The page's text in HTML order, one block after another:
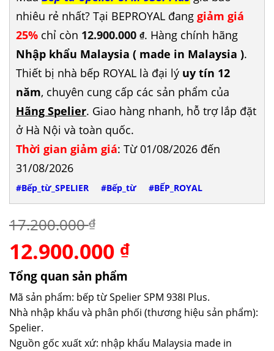
nhiêu rẻ nhất? Tại BEPROYAL đang giảm giá
25% chỉ còn 12.900.000 ₫. Hàng chính hãng
Nhập khẩu Malaysia ( made in Malaysia ).
Thiết bị nhà bếp ROYAL là đại lý uy tín 12
năm, chuyên cung cấp các sản phẩm của
Hãng Spelier. Giao hàng nhanh, hỗ trợ lắp đặt
ở Hà Nội và toàn quốc.
Thời gian giảm giá: Từ 01/08/2026 đến
31/08/2026
#Bếp_từ_SPELIER #Bếp_từ #BẾP_ROYAL
17.200.000₫
Giá
gốc
là:
17.200.000 ₫.
12.900.000 ₫Giá
là:
12.900.000 ₫.
Tổng quan sản phẩm
Mã sản phẩm: bếp từ Spelier SPM 938I Plus.
Nhà nhập khẩu và phân phối (thương hiệu sản phẩm):
Spelier.
Nguồn gốc xuất xứ: nhập khẩu Malaysia made in